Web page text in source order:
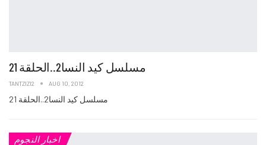
مسلسل كيد النسا2..الحلقة 21
TANTZIZI2 AUG 10, 2012
مسلسل كيد النسا2..الحلقة 21
اخبار النجوم